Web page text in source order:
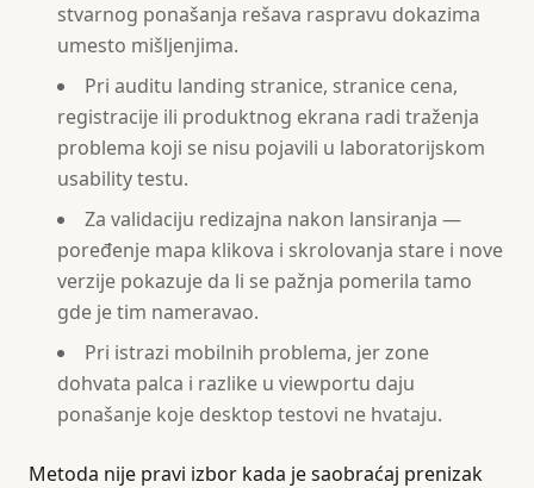
stvarnog ponašanja rešava raspravu dokazima
umesto mišljenjima.
Pri auditu landing stranice, stranice cena,
registracije ili produktnog ekrana radi traženja
problema koji se nisu pojavili u laboratorijskom
usability testu.
Za validaciju redizajna nakon lansiranja —
poređenje mapa klikova i skrolovanja stare i nove
verzije pokazuje da li se pažnja pomerila tamo
gde je tim nameravao.
Pri istrazi mobilnih problema, jer zone
dohvata palca i razlike u viewportu daju
ponašanje koje desktop testovi ne hvataju.
Metoda nije pravi izbor kada je saobraćaj prenizak